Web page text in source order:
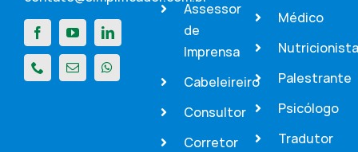
Assessor
de
Imprensa
Cabeleireiro
Consultor
Corretor
Médico
Nutricionista
Palestrante
Psicólogo
Tradutor